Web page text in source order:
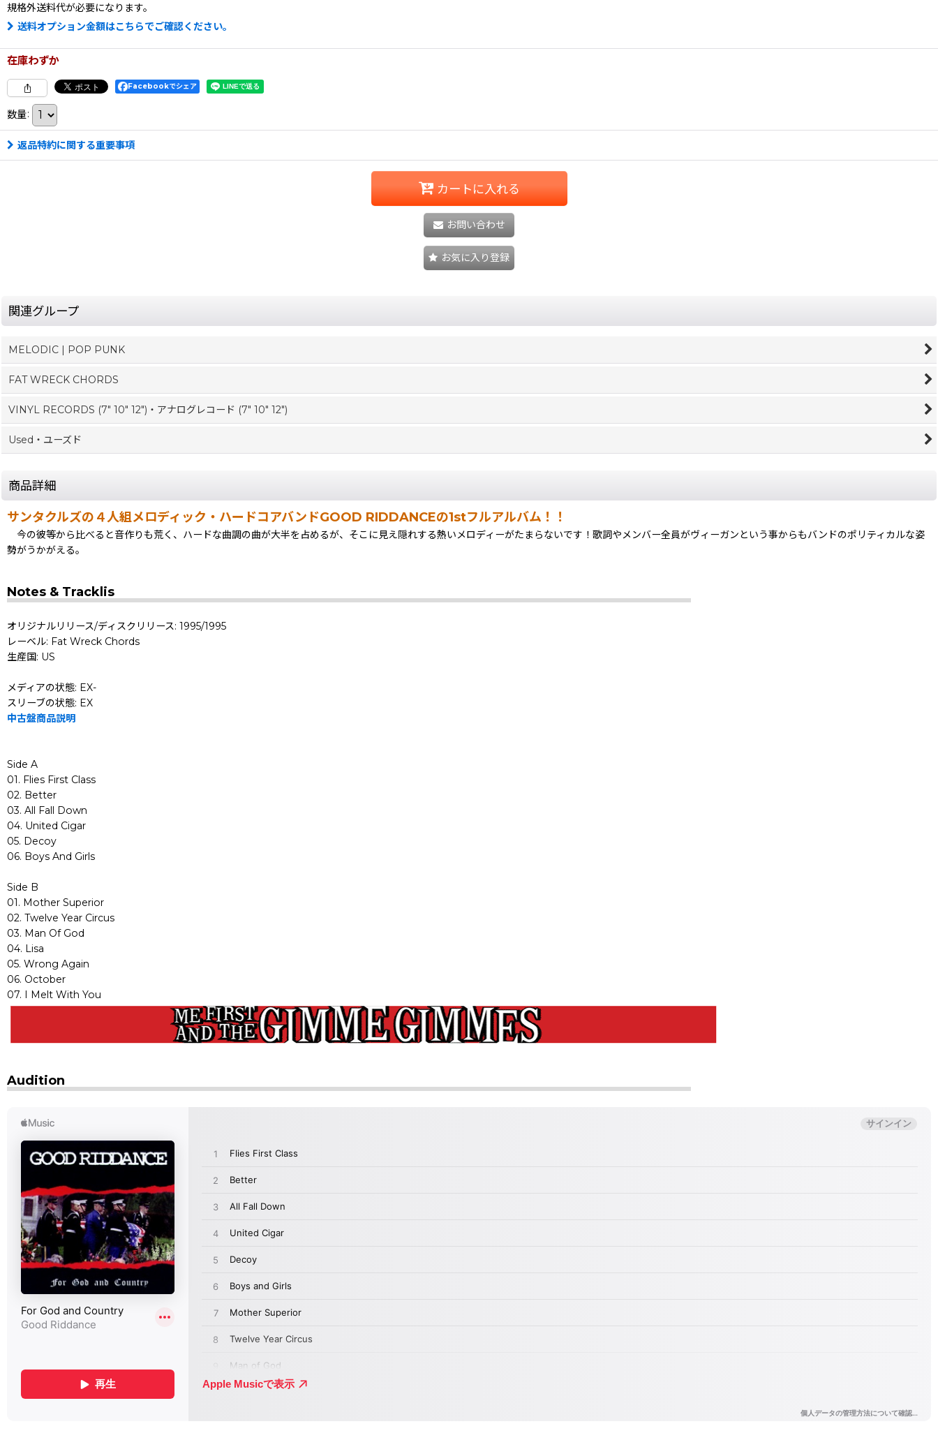
規格外送料代が必要になります。
送料オプション金額はこちらでご確認ください。
在庫わずか
Facebookでシェア
数量:
返品特約に関する重要事項
カートに入れる
お問い合わせ
お気に入り登録
関連グループ
MELODIC | POP PUNK
FAT WRECK CHORDS
VINYL RECORDS (7" 10" 12")・アナログレコード (7" 10" 12")
Used・ユーズド
商品詳細
サンタクルズの４人組メロディック・ハードコアバンドGOOD RIDDANCEの1stフルアルバム！！
今の彼等から比べると音作りも荒く、ハードな曲調の曲が大半を占めるが、そこに見え隠れする熱いメロディーがたまらないです！歌詞やメンバー全員がヴィーガンという事からもバンドのポリティカルな姿
勢がうかがえる。
Notes & Tracklis
オリジナルリリース/ディスクリリース: 1995/1995
レーベル: Fat Wreck Chords
生産国: US
メディアの状態: EX-
スリーブの状態: EX
中古盤商品説明
Side A
01. Flies First Class
02. Better
03. All Fall Down
04. United Cigar
05. Decoy
06. Boys And Girls
Side B
01. Mother Superior
02. Twelve Year Circus
03. Man Of God
04. Lisa
05. Wrong Again
06. October
07. I Melt With You
Audition